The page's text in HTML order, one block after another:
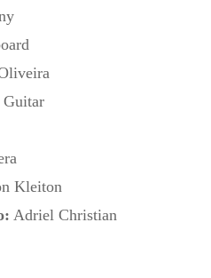
Kleiton
Adriel Christian